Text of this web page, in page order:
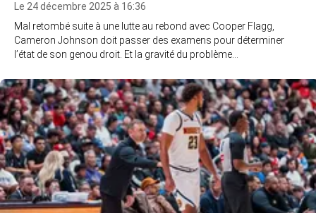
Le 24 décembre 2025 à 16:36
Mal retombé suite à une lutte au rebond avec Cooper Flagg,
Cameron Johnson doit passer des examens pour déterminer
l’état de son genou droit. Et la gravité du problème…